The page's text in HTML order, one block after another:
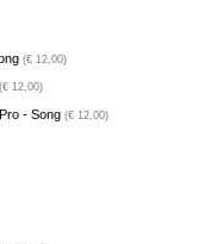
(€ 12,00)
(€ 12,00)
- Song (€ 12,00)